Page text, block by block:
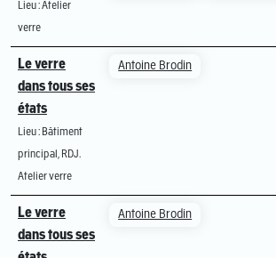
Lieu : Atelier
verre
Le verre
dans tous ses
états
Lieu : Bâtiment
principal, RDJ.
Atelier verre
Antoine Brodin
Le verre
dans tous ses
Antoine Brodin